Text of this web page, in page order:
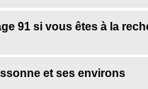
91 si vous êtes à la
et ses environs